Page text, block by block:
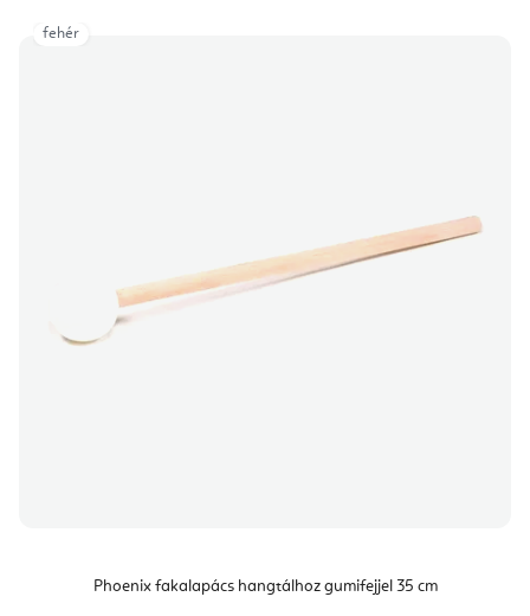
Phoenix fakalapács hangtálhoz gumifejjel 35 cm
fehér